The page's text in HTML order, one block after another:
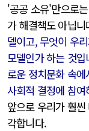
'공공 소유'만으로
가 해결책도 아닙니
델이고, 무엇이 우
모델인가 하는 것
로운 정치문화 속
사회적 결정에 참
앞으로 우리가 훨
각합니다.